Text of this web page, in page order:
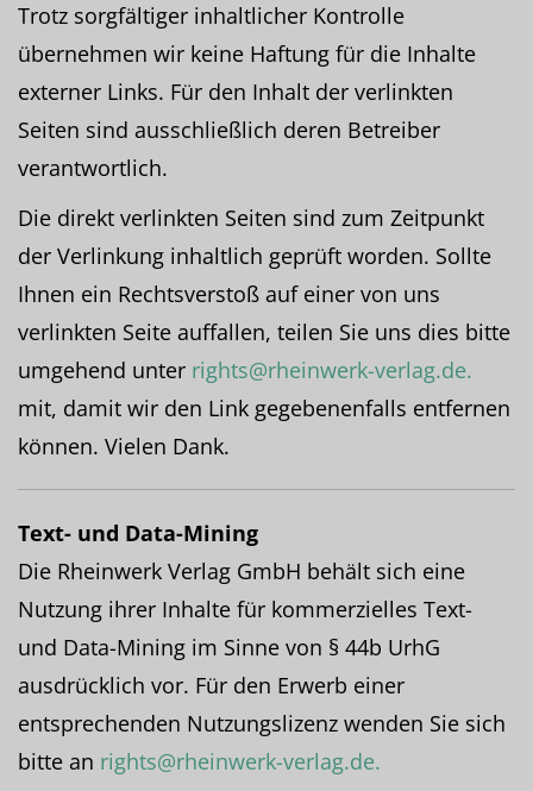
Trotz sorgfältiger inhaltlicher Kontrolle
übernehmen wir keine Haftung für die Inhalte
externer Links. Für den Inhalt der verlinkten
Seiten sind ausschließlich deren Betreiber
verantwortlich.
Die direkt verlinkten Seiten sind zum Zeitpunkt
der Verlinkung inhaltlich geprüft worden. Sollte
Ihnen ein Rechtsverstoß auf einer von uns
verlinkten Seite auffallen, teilen Sie uns dies bitte
umgehend unter rights@rheinwerk-verlag.de.
mit, damit wir den Link gegebenenfalls entfernen
können. Vielen Dank.
Text- und Data-Mining
Die Rheinwerk Verlag GmbH behält sich eine
Nutzung ihrer Inhalte für kommerzielles Text-
und Data-Mining im Sinne von § 44b UrhG
ausdrücklich vor. Für den Erwerb einer
entsprechenden Nutzungslizenz wenden Sie sich
bitte an rights@rheinwerk-verlag.de.